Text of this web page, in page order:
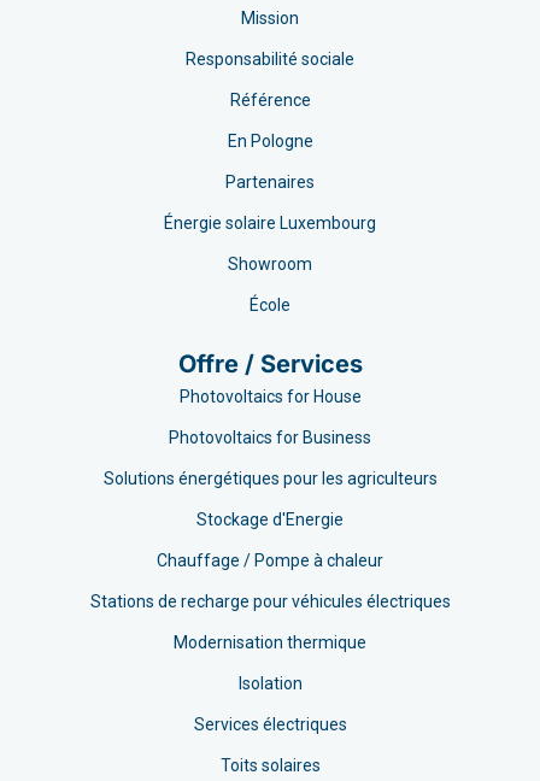
Mission
Responsabilité sociale
Référence
En Pologne
Partenaires
Énergie solaire Luxembourg
Showroom
École
Offre / Services
Photovoltaics for House
Photovoltaics for Business
Solutions énergétiques pour les agriculteurs
Stockage d'Energie
Chauffage / Pompe à chaleur
Stations de recharge pour véhicules électriques
Modernisation thermique
Isolation
Services électriques
Toits solaires